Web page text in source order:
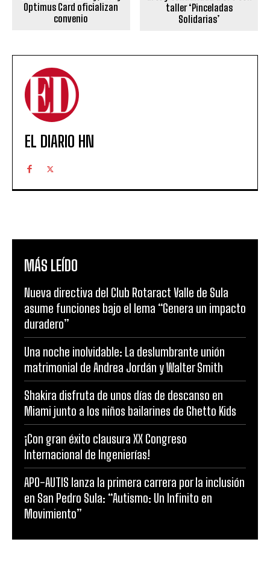
Optimus Card oficializan
convenio
taller ‘Pinceladas
Solidarias’
EL DIARIO HN
MÁS LEÍDO
Nueva directiva del Club Rotaract Valle de Sula
asume funciones bajo el lema “Genera un impacto
duradero”
Una noche inolvidable: La deslumbrante unión
matrimonial de Andrea Jordán y Walter Smith
Shakira disfruta de unos días de descanso en
Miami junto a los niños bailarines de Ghetto Kids
¡Con gran éxito clausura XX Congreso
Internacional de Ingenierías!
APO-AUTIS lanza la primera carrera por la inclusión
en San Pedro Sula: “Autismo: Un Infinito en
Movimiento”